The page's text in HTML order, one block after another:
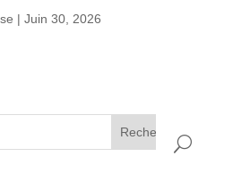
| Juin 30, 2026
Rechercher